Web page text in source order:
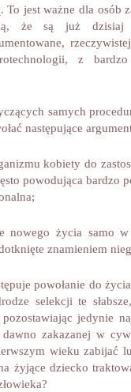
jest ważne dla osób
że są już dzisiaj
z
samych
następujące
kobiety do
powodująca bardzo
życia samo w
znamieniem
powołanie do
selekcji te
jedynie
zakazanej w
wieku zabijać
żyjące dziecko